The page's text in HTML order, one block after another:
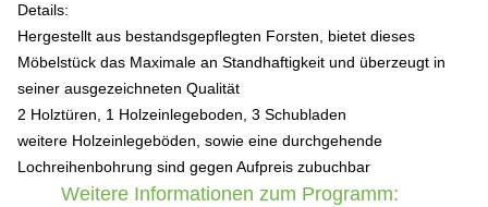
Details:
Hergestellt aus bestandsgepflegten Forsten, bietet dieses
Möbelstück das Maximale an Standhaftigkeit und überzeugt in
seiner ausgezeichneten Qualität
2 Holztüren, 1 Holzeinlegeboden, 3 Schubladen
weitere Holzeinlegeböden, sowie eine durchgehende
Lochreihenbohrung sind gegen Aufpreis zubuchbar
Weitere Informationen zum Programm: